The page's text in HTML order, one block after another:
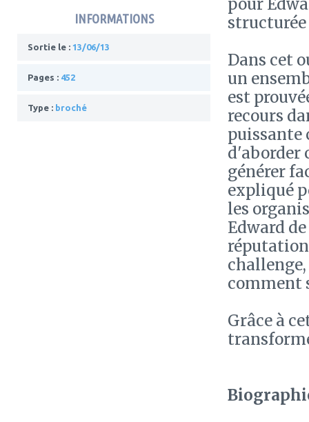
INFORMATIONS
Sortie le : 13/06/13
Pages : 452
Type : broché
pour
structurée
Dans cet
un
est
recours
puissante
d'aborder
générer
expliqué
les
Edward
comment
Grâce à